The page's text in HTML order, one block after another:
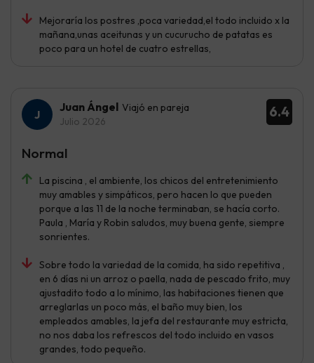
Mejoraría los postres ,poca variedad,el todo incluido x la
mañana,unas aceitunas y un cucurucho de patatas es
poco para un hotel de cuatro estrellas,
6.4
Juan Ángel Viajó en pareja
Julio 2026
La piscina , el ambiente, los chicos del entretenimiento
muy amables y simpáticos, pero hacen lo que pueden
porque a las 11 de la noche terminaban, se hacía corto.
Paula , María y Robin saludos, muy buena gente, siempre
sonrientes.
Sobre todo la variedad de la comida, ha sido repetitiva ,
en 6 días ni un arroz o paella, nada de pescado frito, muy
ajustadito todo a lo mínimo, las habitaciones tienen que
arreglarlas un poco más, el baño muy bien, los
empleados amables, la jefa del restaurante muy estricta,
no nos daba los refrescos del todo incluido en vasos
grandes, todo pequeño.
Normal